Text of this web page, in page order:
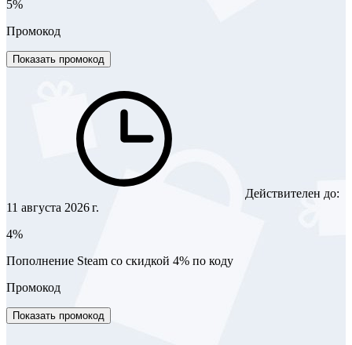
5%
Промокод
Показать промокод
Действителен до:
11 августа 2026 г.
4%
Пополнение Steam со скидкой 4% по коду
Промокод
Показать промокод